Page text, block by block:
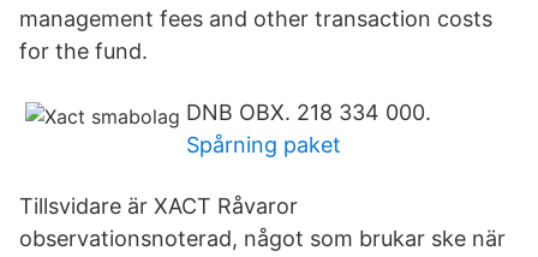
management fees and other transaction costs
for the fund.
DNB OBX. 218 334 000.
Spårning paket
Tillsvidare är XACT Råvaror
observationsnoterad, något som brukar ske när